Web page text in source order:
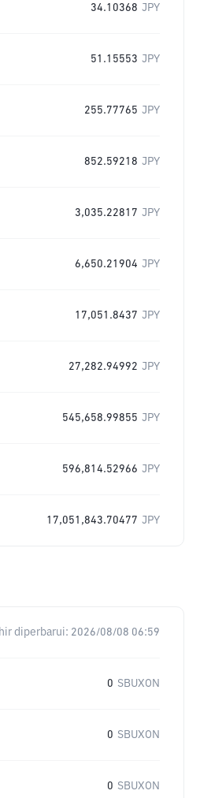
34.10368 JPY
51.15553 JPY
255.77765 JPY
852.59218 JPY
3,035.22817 JPY
6,650.21904 JPY
17,051.8437 JPY
27,282.94992 JPY
545,658.99855 JPY
596,814.52966 JPY
17,051,843.70477 JPY
diperbarui: 2026/08/08 06:59
0 SBUXON
0 SBUXON
0 SBUXON